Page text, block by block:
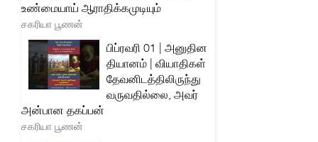
உண்மையாய் ஆராதிக்கமுடியும்
சகரியா பூணன்
பிப்ரவரி 01 | அனுதின
தியானம் | வியாதிகள்
தேவனிடத்திலிருந்து
வருவதில்லை, அவர்
அன்பான தகப்பன்
சகரியா பூணன்